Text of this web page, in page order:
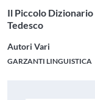
Il Piccolo Dizionario
Tedesco
Autori Vari
GARZANTI LINGUISTICA